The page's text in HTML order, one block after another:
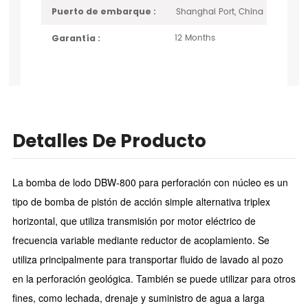
Puerto de embarque : Shanghai Port, China
Garantía : 12 Months
Detalles De Producto
La bomba de lodo DBW-800 para perforación con núcleo es un
tipo de bomba de pistón de acción simple alternativa triplex
horizontal, que utiliza transmisión por motor eléctrico de
frecuencia variable mediante reductor de acoplamiento. Se
utiliza principalmente para transportar fluido de lavado al pozo
en la perforación geológica. También se puede utilizar para otros
fines, como lechada, drenaje y suministro de agua a larga